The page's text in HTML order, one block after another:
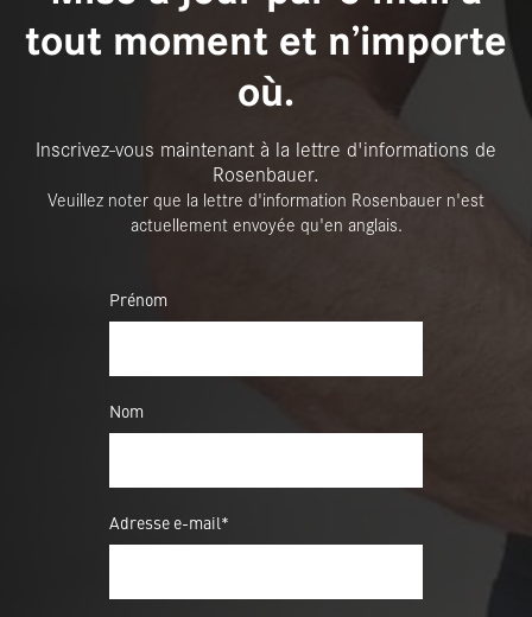
tout moment et n’importe
où.
Inscrivez-vous maintenant à la lettre d'informations de
Rosenbauer.
Veuillez noter que la lettre d'information Rosenbauer n'est
actuellement envoyée qu'en anglais.
Prénom
Nom
Adresse e-mail*